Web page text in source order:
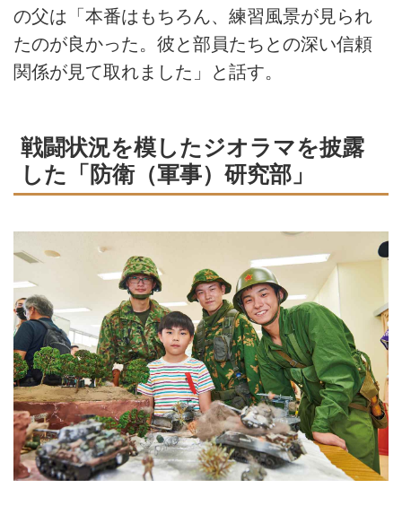
の父は「本番はもちろん、練習風景が見られ
たのが良かった。彼と部員たちとの深い信頼
関係が見て取れました」と話す。
戦闘状況を模したジオラマを披露
した「防衛（軍事）研究部」